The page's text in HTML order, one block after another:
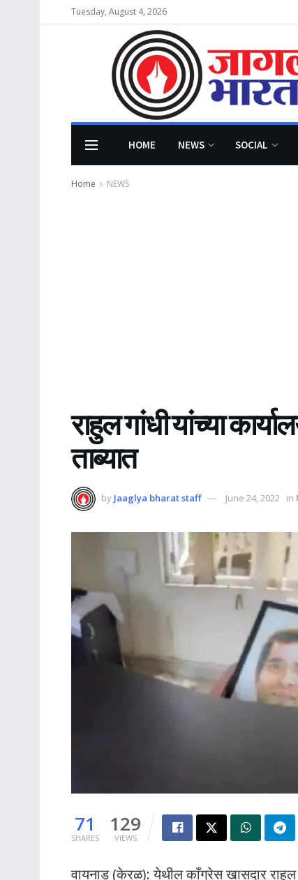
Tuesday, August 4, 2026
HOME NEWS SOCIAL
Home NEWS
राहुल गांधी यांच्या
ताब्यात
by Jaaglya bharat staff June 24, 2022 in
71
SHARES
129
VIEWS
वायनाड (केरळ): येथील काँग्रेस खासदार राहुल